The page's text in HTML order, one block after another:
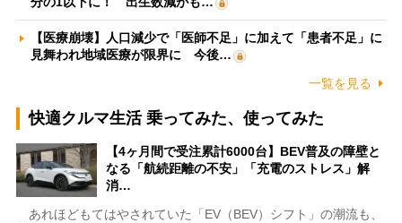
【医療崩壊】人口減少で「医師不足」に加えて「患者不足」に
見舞われ地域医療が限界に 今後…
一覧を見る
快適クルマ生活 乗ってみた、使ってみた
【4ヶ月間で受注累計6000台】BEV普及の障壁と
なる「航続距離の不安」「充電のストレス」解
消…
あれほどもてはやされていた「EV（BEV）シフト」の潮流も、